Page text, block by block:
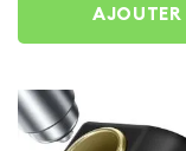
AJOUTER